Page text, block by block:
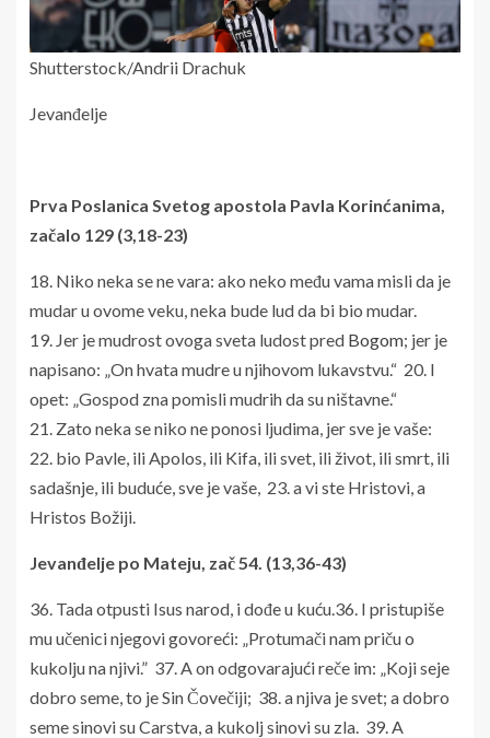
Shutterstock/Andrii Drachuk
Jevanđelje
Prva Poslanica Svetog apostola Pavla Korinćanima,
začalo 129 (3,18-23)
18. Niko neka se ne vara: ako neko među vama misli da je
mudar u ovome veku, neka bude lud da bi bio mudar.
19. Jer je mudrost ovoga sveta ludost pred Bogom; jer je
napisano: „On hvata mudre u njihovom lukavstvu.“ 20. I
opet: „Gospod zna pomisli mudrih da su ništavne.“
21. Zato neka se niko ne ponosi ljudima, jer sve je vaše:
22. bio Pavle, ili Apolos, ili Kifa, ili svet, ili život, ili smrt, ili
sadašnje, ili buduće, sve je vaše, 23. a vi ste Hristovi, a
Hristos Božiji.
Jevanđelje po Mateju, zač 54. (13,36-43)
36. Tada otpusti Isus narod, i dođe u kuću.36. I pristupiše
mu učenici njegovi govoreći: „Protumači nam priču o
kukolju na njivi.” 37. A on odgovarajući reče im: „Koji seje
dobro seme, to je Sin Čovečiji; 38. a njiva je svet; a dobro
seme sinovi su Carstva, a kukolj sinovi su zla. 39. A